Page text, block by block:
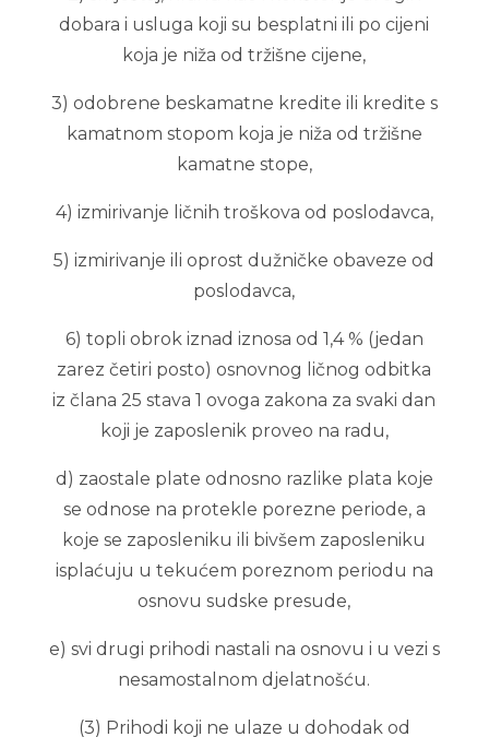
dobara i usluga koji su besplatni ili po cijeni
koja je niža od tržišne cijene,
3) odobrene beskamatne kredite ili kredite s
kamatnom stopom koja je niža od tržišne
kamatne stope,
4) izmirivanje ličnih troškova od poslodavca,
5) izmirivanje ili oprost dužničke obaveze od
poslodavca,
6) topli obrok iznad iznosa od 1,4 % (jedan
zarez četiri posto) osnovnog ličnog odbitka
iz člana 25 stava 1 ovoga zakona za svaki dan
koji je zaposlenik proveo na radu,
d) zaostale plate odnosno razlike plata koje
se odnose na protekle porezne periode, a
koje se zaposleniku ili bivšem zaposleniku
isplaćuju u tekućem poreznom periodu na
osnovu sudske presude,
e) svi drugi prihodi nastali na osnovu i u vezi s
nesamostalnom djelatnošću.
(3) Prihodi koji ne ulaze u dohodak od